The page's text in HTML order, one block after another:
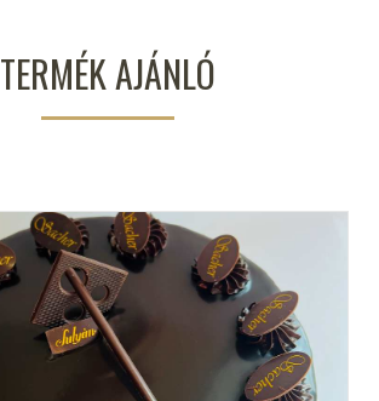
TERMÉK AJÁNLÓ